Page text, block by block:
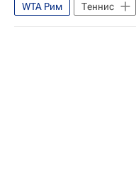
WTA Рим Теннис
Хольгер Руне